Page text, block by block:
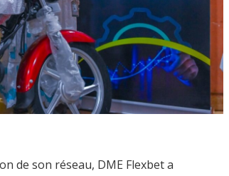
de son réseau, DME Flexbet a